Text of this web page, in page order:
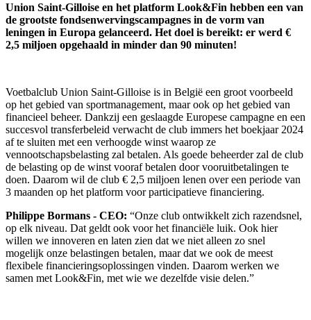
Union Saint-Gilloise en het platform Look&Fin hebben een van
de grootste fondsenwervingscampagnes in de vorm van
leningen in Europa gelanceerd. Het doel is bereikt: er werd €
2,5 miljoen opgehaald in minder dan 90 minuten!
Voetbalclub Union Saint-Gilloise is in België een groot voorbeeld
op het gebied van sportmanagement, maar ook op het gebied van
financieel beheer. Dankzij een geslaagde Europese campagne en een
succesvol transferbeleid verwacht de club immers het boekjaar 2024
af te sluiten met een verhoogde winst waarop ze
vennootschapsbelasting zal betalen. Als goede beheerder zal de club
de belasting op de winst vooraf betalen door vooruitbetalingen te
doen. Daarom wil de club € 2,5 miljoen lenen over een periode van
3 maanden op het platform voor participatieve financiering.
Philippe Bormans - CEO: “Onze club ontwikkelt zich razendsnel,
op elk niveau. Dat geldt ook voor het financiële luik. Ook hier
willen we innoveren en laten zien dat we niet alleen zo snel
mogelijk onze belastingen betalen, maar dat we ook de meest
flexibele financieringsoplossingen vinden. Daarom werken we
samen met Look&Fin, met wie we dezelfde visie delen.”